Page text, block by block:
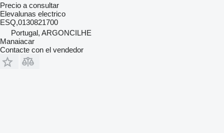
Precio a consultar
Elevalunas electrico
ESQ,0130821700
Portugal, ARGONCILHE
Manaiacar
Contacte con el vendedor